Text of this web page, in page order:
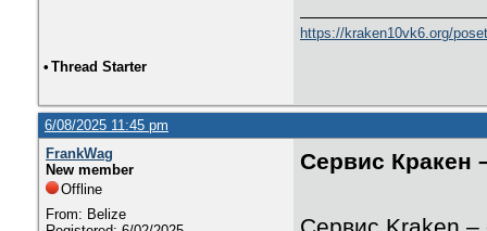
https://kraken10vk6.org/
• Thread Starter
6/08/2025 11:45 pm
FrankWag
New member
Offline
From: Belize
Сервис Кракен